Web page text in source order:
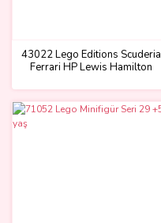
43022 Lego Editions Scuderia
Ferrari HP Lewis Hamilton